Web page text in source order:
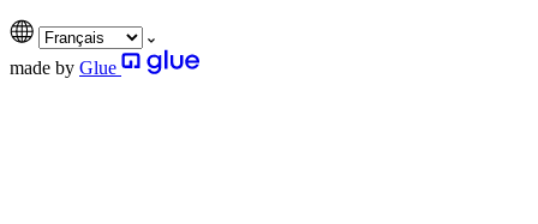
made by Glue